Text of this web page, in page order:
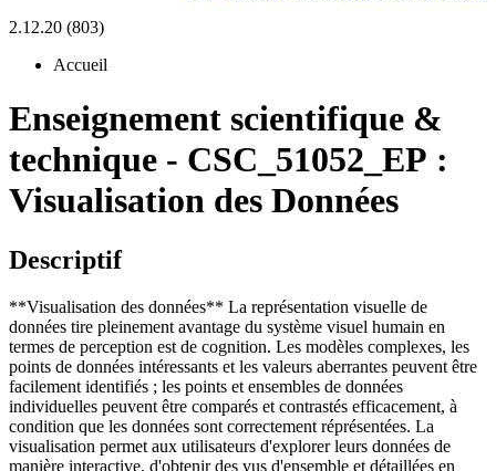
2.12.20 (803)
Accueil
Enseignement scientifique &
technique - CSC_51052_EP :
Visualisation des Données
Descriptif
**Visualisation des données** La représentation visuelle de
données tire pleinement avantage du système visuel humain en
termes de perception est de cognition. Les modèles complexes, les
points de données intéressants et les valeurs aberrantes peuvent être
facilement identifiés ; les points et ensembles de données
individuelles peuvent être comparés et contrastés efficacement, à
condition que les données sont correctement réprésentées. La
visualisation permet aux utilisateurs d'explorer leurs données de
manière interactive, d'obtenir des vus d'ensemble et détaillées en